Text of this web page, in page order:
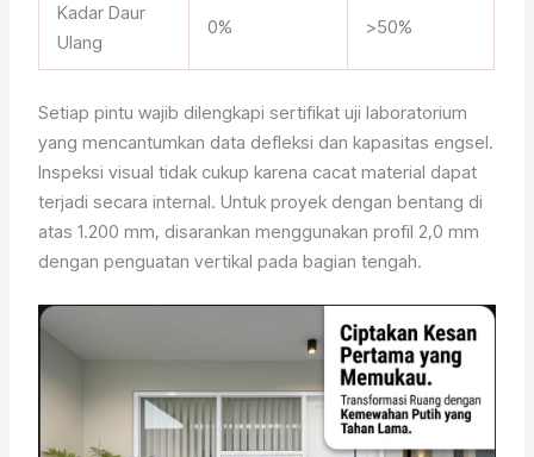
Kadar Daur
Ulang
0% >50%
Setiap pintu wajib dilengkapi sertifikat uji laboratorium
yang mencantumkan data defleksi dan kapasitas engsel.
Inspeksi visual tidak cukup karena cacat material dapat
terjadi secara internal. Untuk proyek dengan bentang di
atas 1.200 mm, disarankan menggunakan profil 2,0 mm
dengan penguatan vertikal pada bagian tengah.